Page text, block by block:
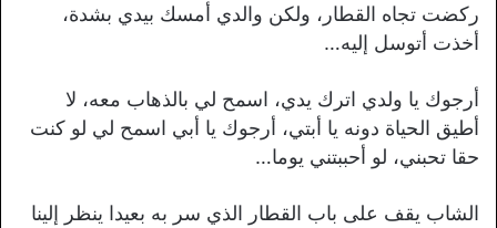
ركضت تجاه القطار، ولكن والدي أمسك بيدي بشدة،
أخذت أتوسل إليه…
أرجوك يا ولدي اترك يدي، اسمح لي بالذهاب معه، لا
أطيق الحياة دونه يا أبتي، أرجوك يا أبي اسمح لي لو كنت
حقا تحبني، لو أحببتني يوما…
الشاب يقف على باب القطار الذي سر به بعيدا ينظر إلينا